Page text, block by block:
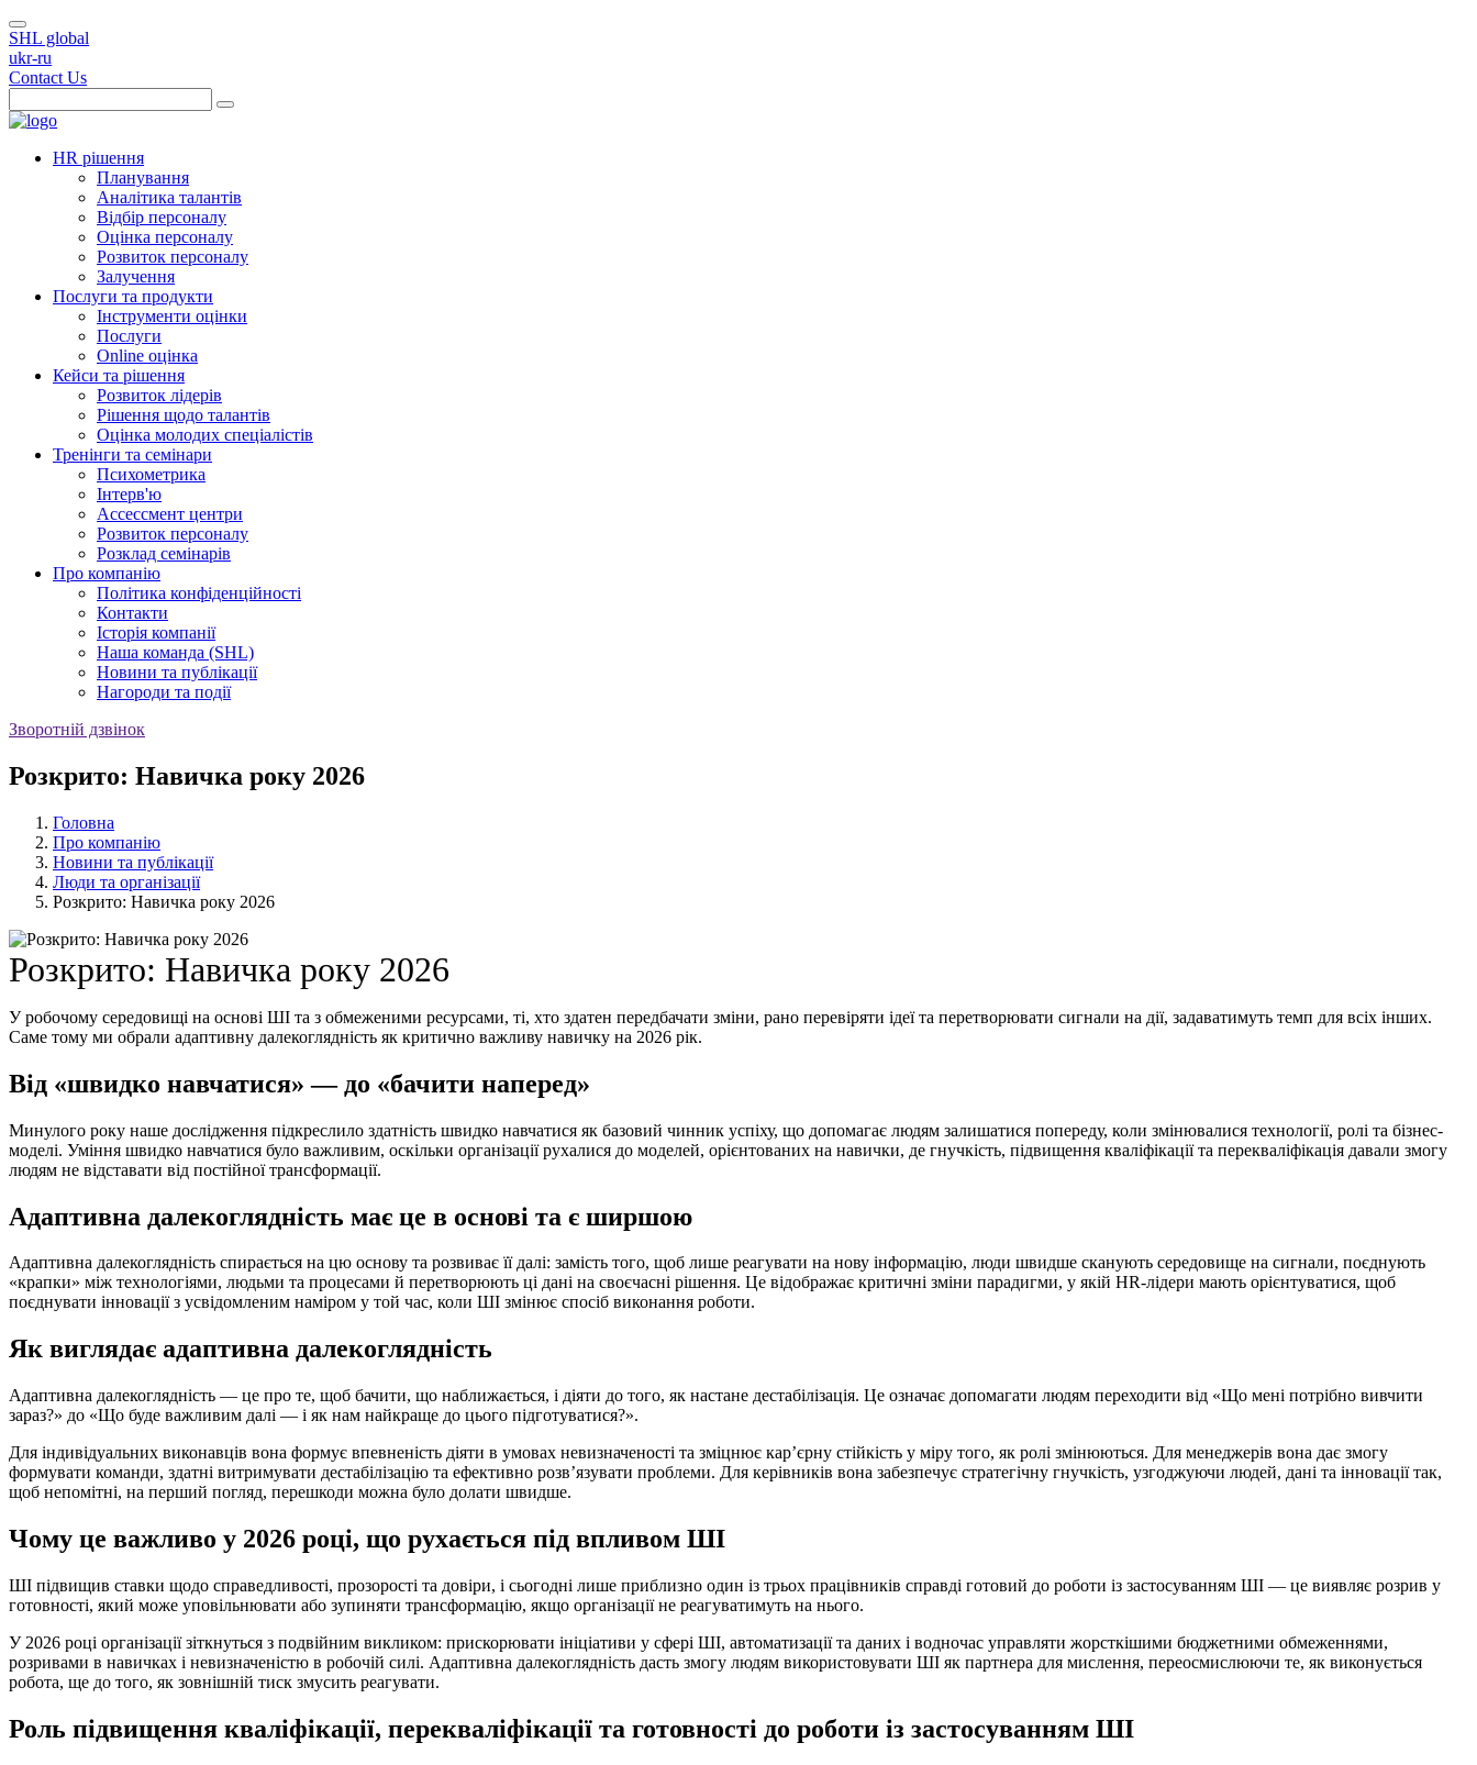
SHL global
ukr-ru
Contact Us
HR рішення
Планування
Аналітика талантів
Відбір персоналу
Оцінка персоналу
Розвиток персоналу
Залучення
Послуги та продукти
Інструменти оцінки
Послуги
Online оцінка
Кейси та рішення
Розвиток лідерів
Рішення щодо талантів
Оцінка молодих спеціалістів
Тренінги та семінари
Психометрика
Iнтерв'ю
Ассессмент центри
Розвиток персоналу
Розклад семінарів
Про компанію
Політика конфіденційності
Контакти
Історія компанії
Наша команда (SHL)
Новини та публікації
Нагороди та події
Зворотній дзвінок
Розкрито: Навичка року 2026
Головна
Про компанію
Новини та публікації
Люди та організації
Розкрито: Навичка року 2026
Розкрито: Навичка року 2026
У робочому середовищі на основі ШІ та з обмеженими ресурсами, ті, хто здатен передбачати зміни, рано перевіряти ідеї та перетворювати сигнали на дії, задаватимуть темп для всіх інших.
Саме тому ми обрали адаптивну далекоглядність як критично важливу навичку на 2026 рік.
Від «швидко навчатися» — до «бачити наперед»
Минулого року наше дослідження підкреслило здатність швидко навчатися як базовий чинник успіху, що допомагає людям залишатися попереду, коли змінювалися технології, ролі та бізнес-
моделі. Уміння швидко навчатися було важливим, оскільки організації рухалися до моделей, орієнтованих на навички, де гнучкість, підвищення кваліфікації та перекваліфікація давали змогу
людям не відставати від постійної трансформації.
Адаптивна далекоглядність має це в основі та є ширшою
Адаптивна далекоглядність спирається на цю основу та розвиває її далі: замість того, щоб лише реагувати на нову інформацію, люди швидше сканують середовище на сигнали, поєднують
«крапки» між технологіями, людьми та процесами й перетворюють ці дані на своєчасні рішення. Це відображає критичні зміни парадигми, у якій HR-лідери мають орієнтуватися, щоб
поєднувати інновації з усвідомленим наміром у той час, коли ШІ змінює спосіб виконання роботи.
Як виглядає адаптивна далекоглядність
Адаптивна далекоглядність — це про те, щоб бачити, що наближається, і діяти до того, як настане дестабілізація. Це означає допомагати людям переходити від «Що мені потрібно вивчити
зараз?» до «Що буде важливим далі — і як нам найкраще до цього підготуватися?».
Для індивідуальних виконавців вона формує впевненість діяти в умовах невизначеності та зміцнює кар’єрну стійкість у міру того, як ролі змінюються. Для менеджерів вона дає змогу
формувати команди, здатні витримувати дестабілізацію та ефективно розв’язувати проблеми. Для керівників вона забезпечує стратегічну гнучкість, узгоджуючи людей, дані та інновації так,
щоб непомітні, на перший погляд, перешкоди можна було долати швидше.
Чому це важливо у 2026 році, що рухається під впливом ШІ
ШІ підвищив ставки щодо справедливості, прозорості та довіри, і сьогодні лише приблизно один із трьох працівників справді готовий до роботи із застосуванням ШІ — це виявляє розрив у
готовності, який може уповільнювати або зупиняти трансформацію, якщо організації не реагуватимуть на нього.
У 2026 році організації зіткнуться з подвійним викликом: прискорювати ініціативи у сфері ШІ, автоматизації та даних і водночас управляти жорсткішими бюджетними обмеженнями,
розривами в навичках і невизначеністю в робочій силі. Адаптивна далекоглядність дасть змогу людям використовувати ШІ як партнера для мислення, переосмислюючи те, як виконується
робота, ще до того, як зовнішній тиск змусить реагувати.
Роль підвищення кваліфікації, перекваліфікації та готовності до роботи із застосуванням ШІ